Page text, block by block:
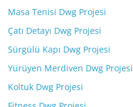
Masa Tenisi Dwg Projesi
Çatı Detayı Dwg Projesi
Sürgülü Kapı Dwg Projesi
Yürüyen Merdiven Dwg Projesi
Koltuk Dwg Projesi